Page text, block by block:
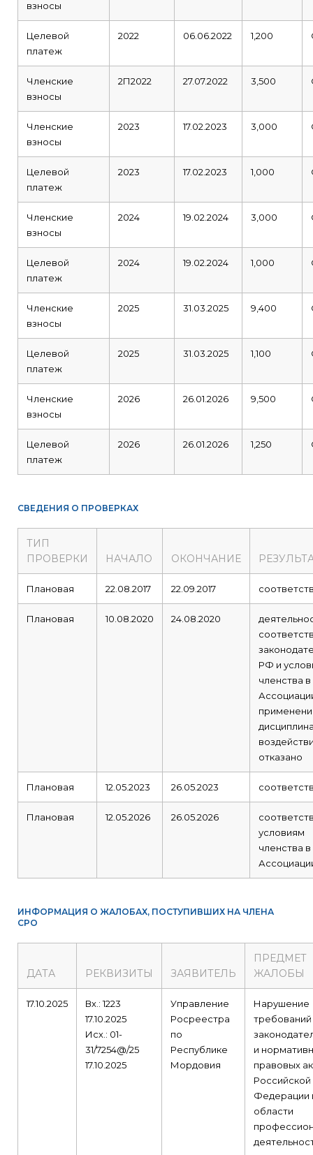
взносы
Целевой
платеж
2022 06.06.2022 1,200
Членские
взносы
2П2022 27.07.2022 3,500
Членские
взносы
2023 17.02.2023 3,000
Целевой
платеж
2023 17.02.2023 1,000
Членские
взносы
2024 19.02.2024 3,000
Целевой
платеж
2024 19.02.2024 1,000
Членские
взносы
2025 31.03.2025 9,400
Целевой
платеж
2025 31.03.2025 1,100
Членские
взносы
2026 26.01.2026 9,500
Целевой
платеж
2026 26.01.2026 1,250
СВЕДЕНИЯ О ПРОВЕРКАХ
ТИП
ПРОВЕРКИ
НАЧАЛО ОКОНЧАНИЕ
Плановая 22.08.2017 22.09.2017
Плановая 10.08.2020 24.08.2020
РФ и
членства в
отказано
Плановая 12.05.2023 26.05.2023
Плановая 12.05.2026 26.05.2026
условиям
членства в
ИНФОРМАЦИЯ О ЖАЛОБАХ, ПОСТУПИВШИХ НА ЧЛЕНА
СРО
ДАТА РЕКВИЗИТЫ ЗАЯВИТЕЛЬ
ПРЕДМЕТ
ЖАЛОБЫ
17.10.2025
Вх.: 1223
17.10.2025
Исх.: 01-
31/7254@/25
17.10.2025
Управление
Росреестра
по
Республике
Мордовия
Нарушение
требований
и
правовых
Российской
Федерации
области